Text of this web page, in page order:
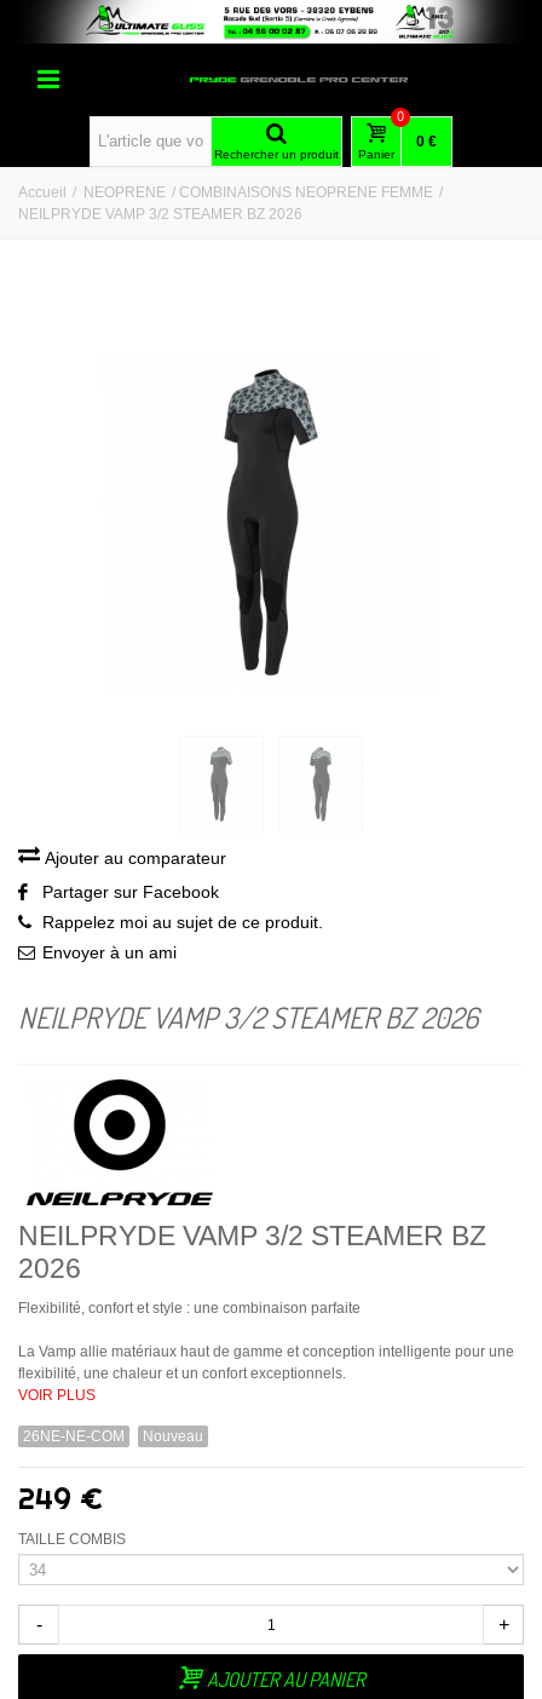
Rechercher un produit Panier
0
0 €
Accueil / NEOPRENE / COMBINAISONS NEOPRENE FEMME /
NEILPRYDE VAMP 3/2 STEAMER BZ 2026
Ajouter au comparateur
Partager sur Facebook
Rappelez moi au sujet de ce produit.
Envoyer à un ami
NEILPRYDE VAMP 3/2 STEAMER BZ 2026
NEILPRYDE VAMP 3/2 STEAMER BZ
2026
Flexibilité, confort et style : une combinaison parfaite
La Vamp allie matériaux haut de gamme et conception intelligente pour une
flexibilité, une chaleur et un confort exceptionnels.
VOIR PLUS
26NE-NE-COM Nouveau
249 €
TAILLE COMBIS
- +
AJOUTER AU PANIER